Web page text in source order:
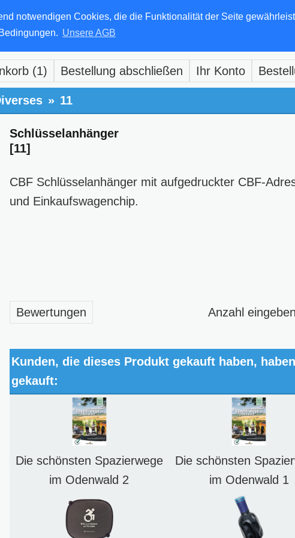
notwendigen Cookies, die die Funktionalität der Seite
Unsere AGB
(1) Bestellung abschließen Ihr Konto
» 11
Schlüsselanhänger
[11]
CBF Schlüsselanhänger mit aufgedruckter CBF-
und Einkaufswagenchip.
Anzahl
Bewertungen
Kunden, die dieses Produkt gekauft haben,
gekauft:
Die schönsten Spazierwege
im Odenwald 2
Die schönsten
im Odenwald 1